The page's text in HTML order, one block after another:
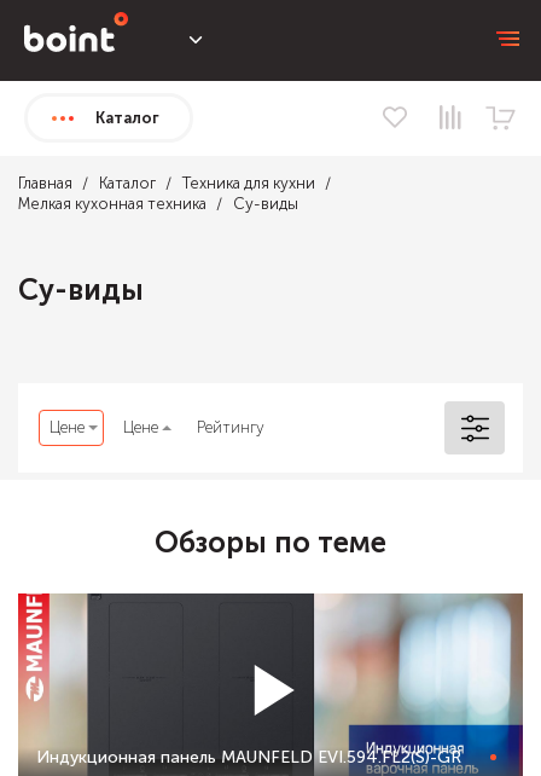
Каталог
Главная Каталог
Техника для кухни
Мелкая кухонная техника
Су-виды
Су-виды
Цене Цене Рейтингу
Обзоры по теме
Индукционная панель MAUNFELD EVI.594.FL2(S)-GR